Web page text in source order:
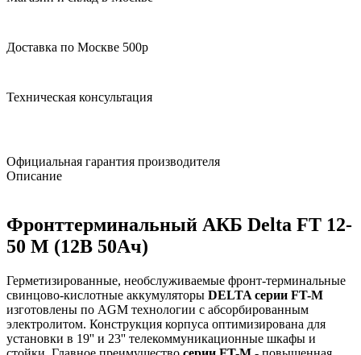
Доставка по Москве 500р
Техническая консультация
Официальная гарантия производителя
Описание
Фронттерминальный АКБ Delta FT 12-
50 M (12В 50Ач)
Герметизированные, необслуживаемые фронт-терминальные
свинцово-кислотные аккумуляторы DELTA серии FT-M
изготовлены по AGM технологии с абсорбированным
электролитом. Конструкция корпуса оптимизирована для
установки в 19'' и 23'' телекоммуникационные шкафы и